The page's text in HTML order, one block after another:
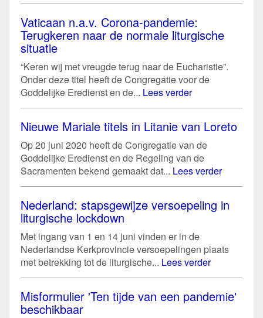
Vaticaan n.a.v. Corona-pandemie:
Terugkeren naar de normale liturgische
situatie
“Keren wij met vreugde terug naar de Eucharistie”.
Onder deze titel heeft de Congregatie voor de
Goddelijke Eredienst en de... Lees verder
Nieuwe Mariale titels in Litanie van Loreto
Op 20 juni 2020 heeft de Congregatie van de
Goddelijke Eredienst en de Regeling van de
Sacramenten bekend gemaakt dat... Lees verder
Nederland: stapsgewijze versoepeling in
liturgische lockdown
Met ingang van 1 en 14 juni vinden er in de
Nederlandse Kerkprovincie versoepelingen plaats
met betrekking tot de liturgische... Lees verder
Misformulier 'Ten tijde van een pandemie'
beschikbaar